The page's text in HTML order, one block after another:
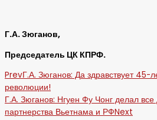
Г.А. Зюганов,
Председатель ЦК КПРФ.
PrevГ.А. Зюганов: Да здравствует 45-
революции!
Г.А. Зюганов: Нгуен Фу Чонг делал все
партнерства Вьетнама и РФNext